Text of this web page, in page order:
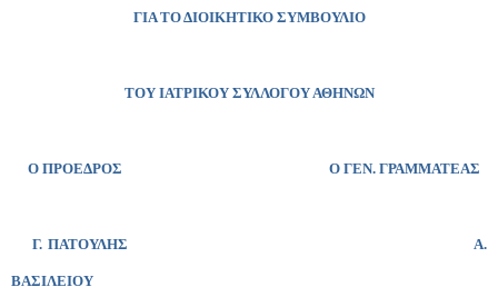
ΓΙΑ ΤΟ ΔΙΟΙΚΗΤΙΚΟ ΣΥΜΒΟΥΛΙΟ
ΤΟΥ ΙΑΤΡΙΚΟΥ ΣΥΛΛΟΓΟΥ ΑΘΗΝΩΝ
Ο ΠΡΟΕΔΡΟΣ Ο ΓΕΝ. ΓΡΑΜΜΑΤΕΑΣ
Γ. ΠΑΤΟΥΛΗΣ Α.
ΒΑΣΙΛΕΙΟΥ